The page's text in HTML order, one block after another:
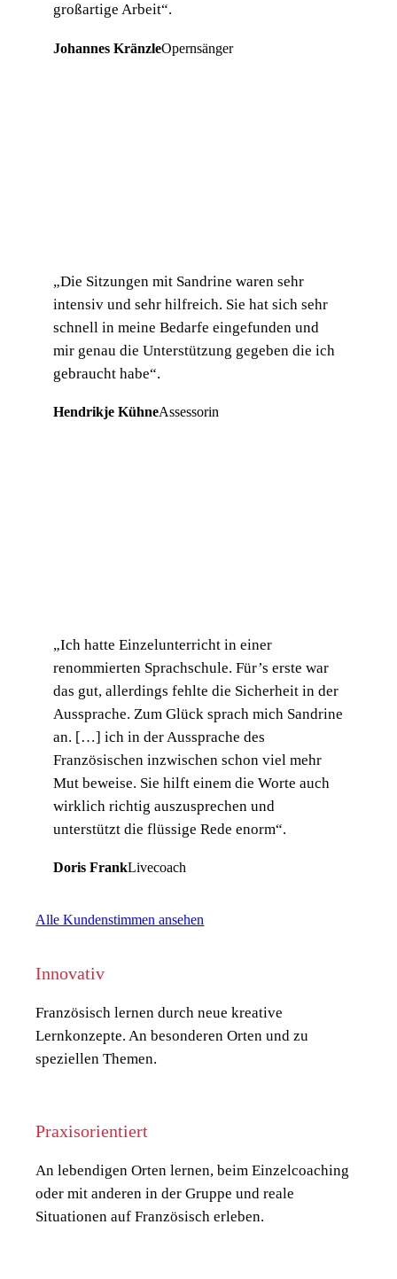
großartige Arbeit“.
Johannes KränzleOpernsänger
„Die Sitzungen mit Sandrine waren sehr
intensiv und sehr hilfreich. Sie hat sich sehr
schnell in meine Bedarfe eingefunden und
mir genau die Unterstützung gegeben die ich
gebraucht habe“.
Hendrikje KühneAssessorin
„Ich hatte Einzelunterricht in einer
renommierten Sprachschule. Für’s erste war
das gut, allerdings fehlte die Sicherheit in der
Aussprache. Zum Glück sprach mich Sandrine
an. […] ich in der Aussprache des
Französischen inzwischen schon viel mehr
Mut beweise. Sie hilft einem die Worte auch
wirklich richtig auszusprechen und
unterstützt die flüssige Rede enorm“.
Doris FrankLivecoach
Alle Kundenstimmen ansehen
Innovativ
Französisch lernen durch neue kreative
Lernkonzepte. An besonderen Orten und zu
speziellen Themen.
Praxisorientiert
An lebendigen Orten lernen, beim Einzelcoaching
oder mit anderen in der Gruppe und reale
Situationen auf Französisch erleben.